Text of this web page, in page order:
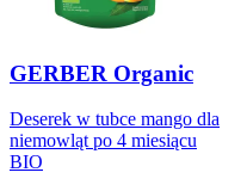
GERBER Organic
Deserek w tubce mango dla
niemowląt po 4 miesiącu
BIO